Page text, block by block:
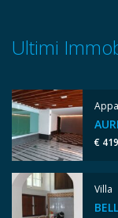
Ultimi
€
Villa